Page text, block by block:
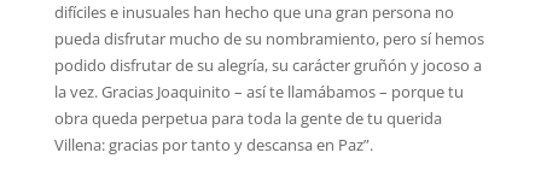
difíciles e inusuales han hecho que una gran persona no
pueda disfrutar mucho de su nombramiento, pero sí hemos
podido disfrutar de su alegría, su carácter gruñón y jocoso a
la vez. Gracias Joaquinito – así te llamábamos – porque tu
obra queda perpetua para toda la gente de tu querida
Villena: gracias por tanto y descansa en Paz”.